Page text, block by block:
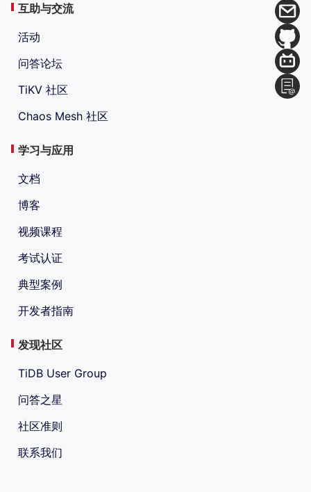
互助与交流
活动
问答论坛
TiKV 社区
Chaos Mesh 社区
学习与应用
文档
博客
视频课程
考试认证
典型案例
开发者指南
发现社区
TiDB User Group
问答之星
社区准则
联系我们